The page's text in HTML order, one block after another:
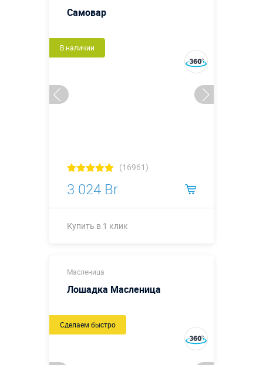
Самовар
В наличии
(16961)
3 024 Br
Купить в 1 клик
Масленица
Лошадка Масленица
Сделаем быстро